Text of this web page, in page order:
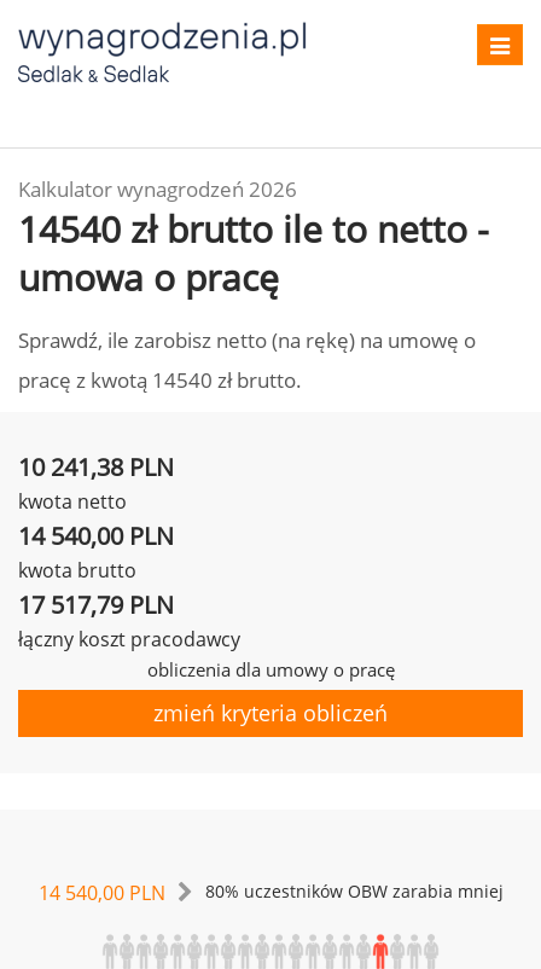
Kalkulator wynagrodzeń 2026
14540 zł brutto ile to netto -
umowa o pracę
Sprawdź, ile zarobisz netto (na rękę) na umowę o
pracę z kwotą 14540 zł brutto.
10 241,38 PLN
kwota netto
14 540,00 PLN
kwota brutto
17 517,79 PLN
łączny koszt pracodawcy
obliczenia dla umowy o pracę
zmień kryteria obliczeń
14 540,00 PLN 80% uczestników OBW zarabia mniej